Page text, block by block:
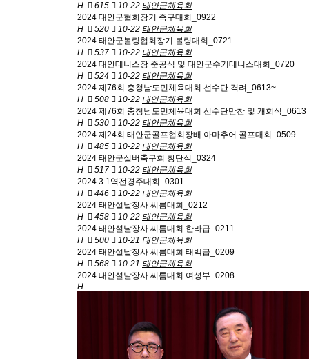
H
615 10-22 태안군체육회
2024 태안군협회장기 족구대회_0922
H
520 10-22 태안군체육회
2024 태안군볼링협회장기 볼링대회_0721
H
537 10-22 태안군체육회
2024 태안테니스장 준공식 및 태안군수기테니스대회_0720
H
524 10-22 태안군체육회
2024 제76회 충청남도민체육대회 선수단 격려_0613~
H
508 10-22 태안군체육회
2024 제76회 충청남도민체육대회 선수단만찬 및 개회식_0613
H
530 10-22 태안군체육회
2024 제24회 태안군골프협회장배 아마추어 골프대회_0509
H
485 10-22 태안군체육회
2024 태안군실버축구회 창단식_0324
H
517 10-22 태안군체육회
2024 3.1역전경주대회_0301
H
446 10-22 태안군체육회
2024 태안설날장사 씨름대회_0212
H
458 10-22 태안군체육회
2024 태안설날장사 씨름대회 한라급_0211
H
500 10-21 태안군체육회
2024 태안설날장사 씨름대회 태백급_0209
H
568 10-21 태안군체육회
2024 태안설날장사 씨름대회 여성부_0208
H